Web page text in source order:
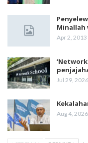
Minallah
Apr 2, 2013
Jul 29, 2026
Aug 4, 2026